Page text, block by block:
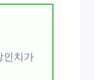
인치가